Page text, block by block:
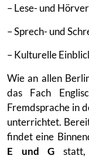
– Lese- und
– Sprech- und
– Kulturelle
Wie an allen
das Fach
Fremdsprache in
unterrichtet.
findet eine
E und G statt,